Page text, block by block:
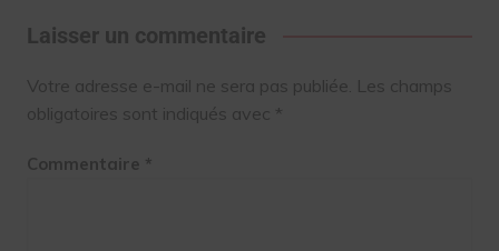
Laisser un commentaire
Votre adresse e-mail ne sera pas publiée. Les champs
obligatoires sont indiqués avec *
Commentaire *